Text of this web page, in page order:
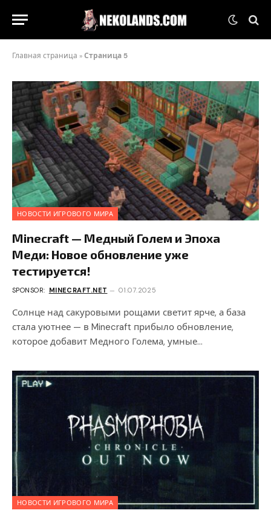
Главная страница »Страница 5
НОВОСТИ ИГРОВОГО МИРА
Minecraft — Медный Голем и Эпоха
Меди: Новое обновление уже
тестируется!
SPONSOR: MINECRAFT.NET 01.07.2025
Солнце над сакуровыми рощами светит ярче, а база
стала уютнее — в Minecraft прибыло обновление,
которое добавит Медного Голема, умные…
НОВОСТИ ИГРОВОГО МИРА